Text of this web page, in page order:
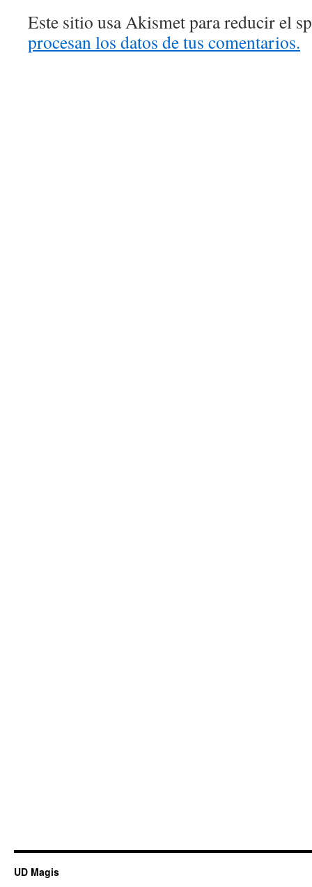
Este sitio usa Akismet para reducir el
procesan los datos de tus comentarios.
UD Magis